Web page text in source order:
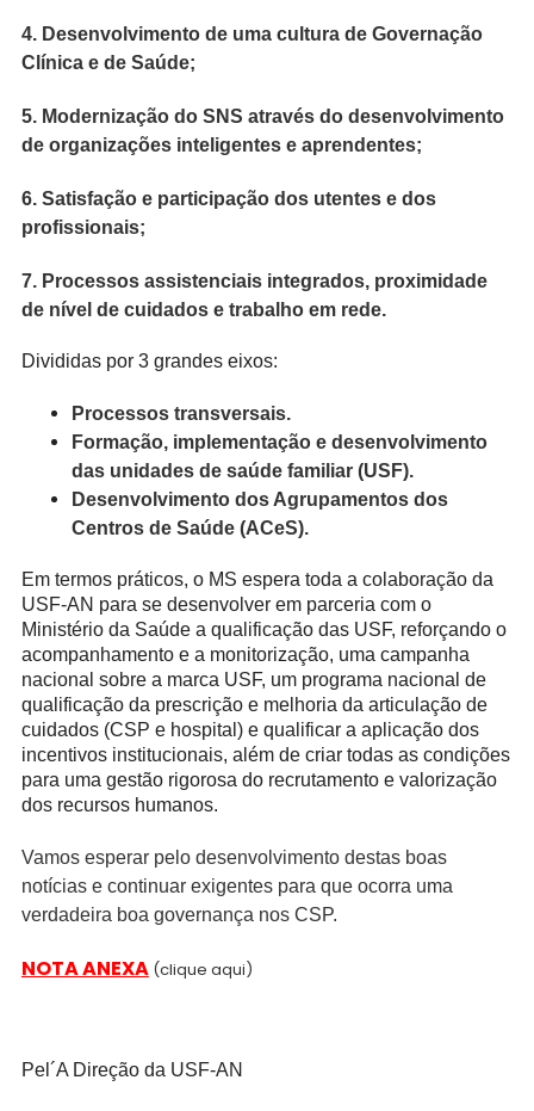
4. Desenvolvimento de uma cultura de Governação
Clínica e de Saúde;
5. Modernização do SNS através do desenvolvimento
de organizações inteligentes e aprendentes;
6. Satisfação e participação dos utentes e dos
profissionais;
7. Processos assistenciais integrados, proximidade
de nível de cuidados e trabalho em rede.
Divididas por 3 grandes eixos:
Processos transversais.
Formação, implementação e desenvolvimento
das unidades de saúde familiar (USF).
Desenvolvimento dos Agrupamentos dos
Centros de Saúde (ACeS).
Em termos práticos, o MS espera toda a colaboração da
USF-AN para se desenvolver em parceria com o
Ministério da Saúde a qualificação das USF, reforçando o
acompanhamento e a monitorização, uma campanha
nacional sobre a marca USF, um programa nacional de
qualificação da prescrição e melhoria da articulação de
cuidados (CSP e hospital) e qualificar a aplicação dos
incentivos institucionais, além de criar todas as condições
para uma gestão rigorosa do recrutamento e valorização
dos recursos humanos.
Vamos esperar pelo desenvolvimento destas boas
notícias e continuar exigentes para que ocorra uma
verdadeira boa governança nos CSP.
NOTA ANEXA (clique aqui)
Pel´A Direção da USF-AN